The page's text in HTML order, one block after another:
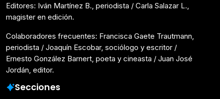
Editores: Iván Martínez B., periodista / Carla Salazar L.,
magister en edición.
Colaboradores frecuentes: Francisca Gaete Trautmann,
periodista / Joaquín Escobar, sociólogo y escritor /
Ernesto González Barnert, poeta y cineasta / Juan José
Jordán, editor.
Secciones